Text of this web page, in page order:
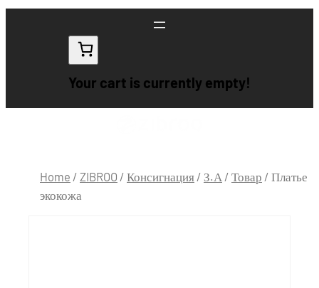
Your cart is currently empty!
Home / ZIBROO / Консигнация / З.А / Товар / Платье
экокожа